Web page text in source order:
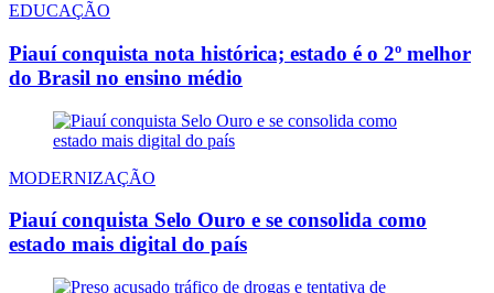
EDUCAÇÃO
Piauí conquista nota histórica; estado é o 2º melhor
do Brasil no ensino médio
MODERNIZAÇÃO
Piauí conquista Selo Ouro e se consolida como
estado mais digital do país